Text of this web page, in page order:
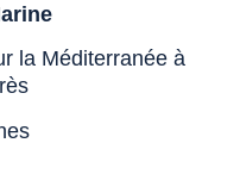
la Méditerranée à